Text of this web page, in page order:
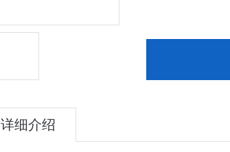
详细介绍